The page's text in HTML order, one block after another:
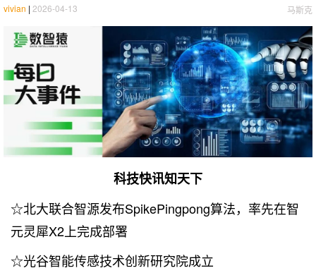
马斯克
vivian | 2026-04-13
科技快讯知天下
☆北大联合智源发布SpikePingpong算法，率先在智
元灵犀X2上完成部署
☆光谷智能传感技术创新研究院成立